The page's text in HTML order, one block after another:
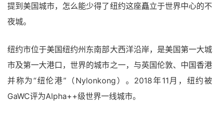
提到美国城市，怎么能少得了纽约这座矗立于世界中心的不
夜城。
纽约市位于美国纽约州东南部大西洋沿岸，是美国第一大城
市及第一大港口，世界的城市之一，与英国伦敦、中国香港
并称为“纽伦港”（Nylonkong）。2018年11月，纽约被
GaWC评为Alpha++级世界一线城市。